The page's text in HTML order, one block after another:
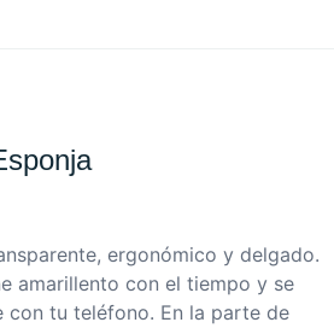
ergonómico y delgado.
amarillento con el tiempo y se
con tu teléfono. En la parte de